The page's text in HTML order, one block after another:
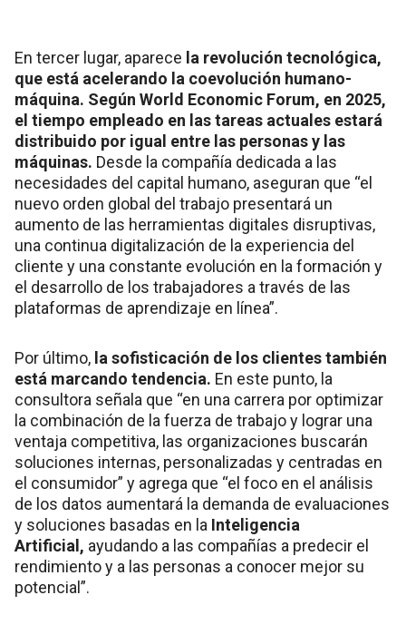
En tercer lugar, aparece la revolución tecnológica,
que está acelerando la coevolución humano-
máquina. Según World Economic Forum, en 2025,
el tiempo empleado en las tareas actuales estará
distribuido por igual entre las personas y las
máquinas. Desde la compañía dedicada a las
necesidades del capital humano, aseguran que “el
nuevo orden global del trabajo presentará un
aumento de las herramientas digitales disruptivas,
una continua digitalización de la experiencia del
cliente y una constante evolución en la formación y
el desarrollo de los trabajadores a través de las
plataformas de aprendizaje en línea”.
Por último, la sofisticación de los clientes también
está marcando tendencia. En este punto, la
consultora señala que “en una carrera por optimizar
la combinación de la fuerza de trabajo y lograr una
ventaja competitiva, las organizaciones buscarán
soluciones internas, personalizadas y centradas en
el consumidor” y agrega que “el foco en el análisis
de los datos aumentará la demanda de evaluaciones
y soluciones basadas en la Inteligencia
Artificial, ayudando a las compañías a predecir el
rendimiento y a las personas a conocer mejor su
potencial”.